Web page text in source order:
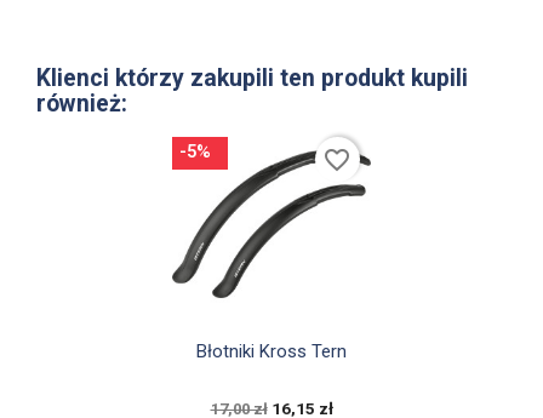
Klienci którzy zakupili ten produkt kupili
również:
Szybki podgląd
Błotniki Kross Tern
17,00 zł 16,15 zł
-5% favorite_border